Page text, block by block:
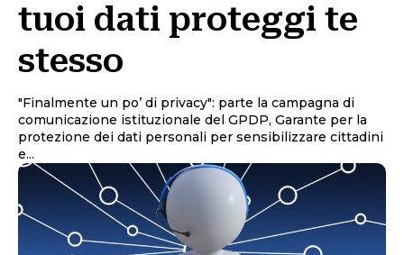
tuoi dati proteggi te
stesso
"Finalmente un po’ di privacy": parte la campagna di
comunicazione istituzionale del GPDP, Garante per la
protezione dei dati personali per sensibilizzare cittadini
e...